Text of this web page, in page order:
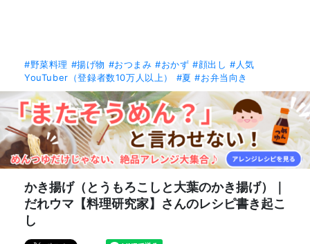
#野菜料理 #揚げ物 #おつまみ #おかず #顔出し #人気
YouTuber（登録者数10万人以上）
#夏 #お弁当向き
かき揚げ（とうもろこしと大葉のかき揚げ）｜
だれウマ【料理研究家】さんのレシピ書き起こ
し